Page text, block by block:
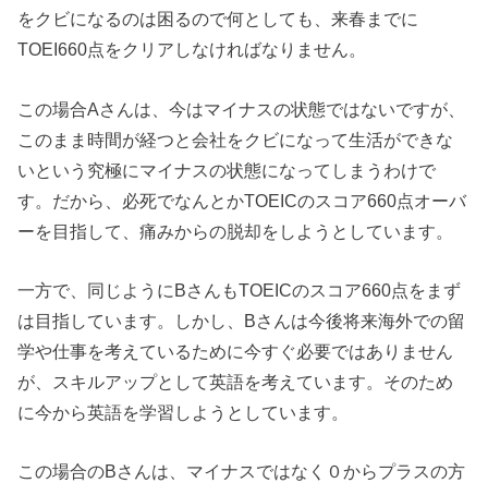
をクビになるのは困るので何としても、来春までに
TOEI660点をクリアしなければなりません。
この場合Aさんは、今はマイナスの状態ではないですが、
このまま時間が経つと会社をクビになって生活ができな
いという究極にマイナスの状態になってしまうわけで
す。だから、必死でなんとかTOEICのスコア660点オーバ
ーを目指して、痛みからの脱却をしようとしています。
一方で、同じようにBさんもTOEICのスコア660点をまず
は目指しています。しかし、Bさんは今後将来海外での留
学や仕事を考えているために今すぐ必要ではありません
が、スキルアップとして英語を考えています。そのため
に今から英語を学習しようとしています。
この場合のBさんは、マイナスではなく０からプラスの方